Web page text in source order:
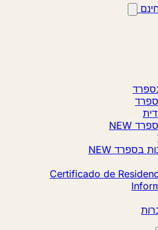
NEW
בספרד NEW
Certificado de